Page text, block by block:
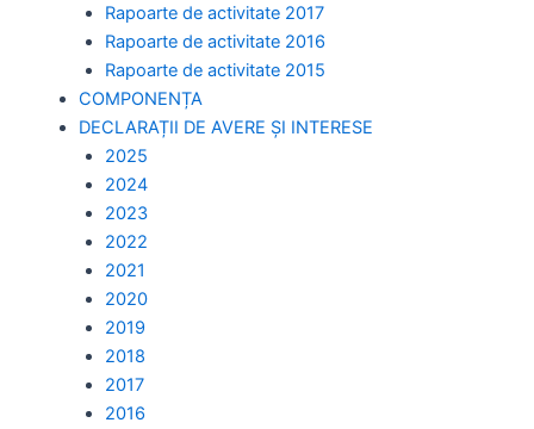
Rapoarte de activitate 2017
Rapoarte de activitate 2016
Rapoarte de activitate 2015
COMPONENȚA
DECLARAȚII DE AVERE ȘI INTERESE
2025
2024
2023
2022
2021
2020
2019
2018
2017
2016